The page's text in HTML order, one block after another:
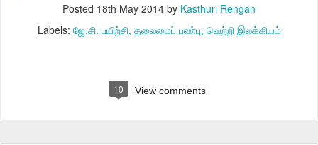
Posted 18th May 2014 by Kasthuri Rengan
Labels: ஜே.சி. பயிற்சி தலைமைப் பண்பு வெற்றி இலக்கியம்
10 View comments